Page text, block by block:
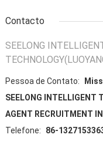
Contacto
SEELONG
Pessoa de Contato:
SEELONG INTELLIGENT
AGENT RECRUITMENT
Telefone:
86-